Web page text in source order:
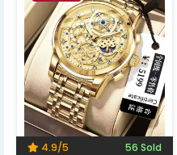
4.9/5 56 Sold